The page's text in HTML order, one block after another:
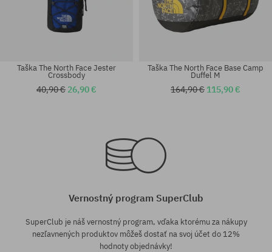
Taška The North Face Jester
Crossbody
40,90 € 26,90 €
Taška The North Face Base Camp
Duffel M
164,90 € 115,90 €
Vernostný program SuperClub
SuperClub je náš vernostný program, vďaka ktorému za nákupy
nezľavnených produktov môžeš dostať na svoj účet do 12%
hodnoty objednávky!